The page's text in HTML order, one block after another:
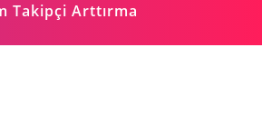
Takipçi Arttırma